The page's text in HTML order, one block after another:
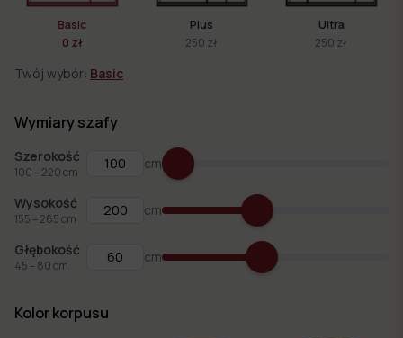
Basic
0 zł
Plus
250 zł
Ultra
250 zł
Twój wybór: Basic
Wymiary szafy
Szerokość
100 –220cm
cm
Wysokość
155 –265cm
cm
Głębokość
45 –80cm
cm
Kolor korpusu